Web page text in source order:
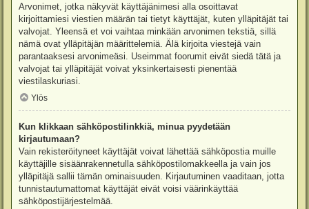
Arvonimet, jotka näkyvät käyttäjänimesi alla osoittavat
kirjoittamiesi viestien määrän tai tietyt käyttäjät, kuten ylläpitäjät tai
valvojat. Yleensä et voi vaihtaa minkään arvonimen tekstiä, sillä
nämä ovat ylläpitäjän määrittelemiä. Älä kirjoita viestejä vain
parantaaksesi arvonimeäsi. Useimmat foorumit eivät siedä tätä ja
valvojat tai ylläpitäjät voivat yksinkertaisesti pienentää
viestilaskuriasi.
Ylös
Kun klikkaan sähköpostilinkkiä, minua pyydetään
kirjautumaan?
Vain rekisteröityneet käyttäjät voivat lähettää sähköpostia muille
käyttäjille sisäänrakennetulla sähköpostilomakkeella ja vain jos
ylläpitäjä sallii tämän ominaisuuden. Kirjautuminen vaaditaan, jotta
tunnistautumattomat käyttäjät eivät voisi väärinkäyttää
sähköpostijärjestelmää.